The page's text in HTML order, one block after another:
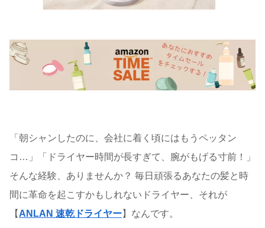
「朝シャンしたのに、会社に着く頃にはもうペッタン
コ…」「ドライヤー時間が長すぎて、腕がもげる寸前！」
そんな経験、ありませんか？ 毎日頑張るあなたの髪と時
間に革命を起こすかもしれないドライヤー、それが
【ANLAN 速乾ドライヤー】なんです。